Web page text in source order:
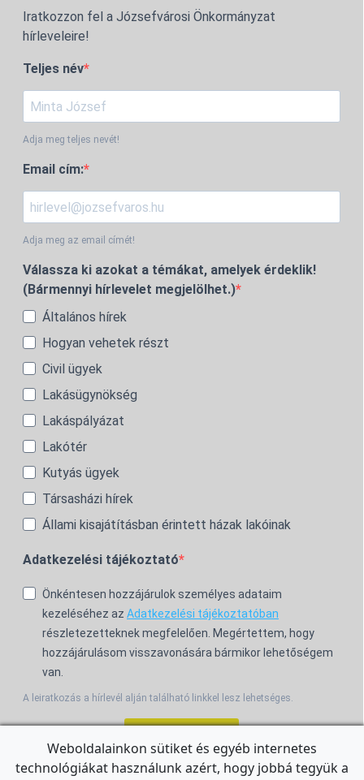
Iratkozzon fel a Józsefvárosi Önkormányzat
hírleveleire!
Teljes név
Adja meg teljes nevét!
Email cím:
Adja meg az email címét!
Válassza ki azokat a témákat, amelyek érdeklik!
(Bármennyi hírlevelet megjelölhet.)
Általános hírek
Hogyan vehetek részt
Civil ügyek
Lakásügynökség
Lakáspályázat
Lakótér
Kutyás ügyek
Társasházi hírek
Állami kisajátításban érintett házak lakóinak
Adatkezelési tájékoztató
Önkéntesen hozzájárulok személyes adataim
kezeléséhez az Adatkezelési tájékoztatóban
részletezetteknek megfelelően. Megértettem, hogy
hozzájárulásom visszavonására bármikor lehetőségem
van.
A leiratkozás a hírlevél alján található linkkel lesz lehetséges.
Weboldalainkon sütiket és egyéb internetes
technológiákat használunk azért, hogy jobbá tegyük a